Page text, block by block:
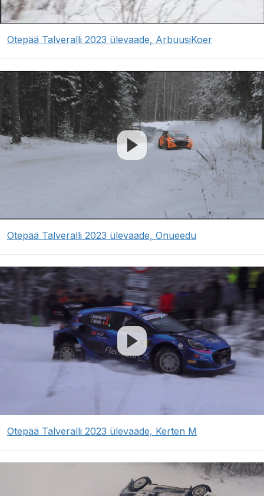
Otepää Talveralli 2023 ülevaade, ArbuusiKoer
Otepää Talveralli 2023 ülevaade, Onueedu
Otepää Talveralli 2023 ülevaade, Kerten M